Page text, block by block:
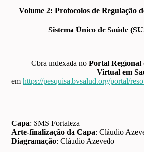
Volume 2: Protocolos de Regulação
Sistema Único de Saúde
Obra indexada no Portal Regional
Virtual em
em https://pesquisa.bvsalud.org/portal/
Capa: SMS Fortaleza
Arte-finalização da Capa: Cláudio
Diagramação: Cláudio Azevedo